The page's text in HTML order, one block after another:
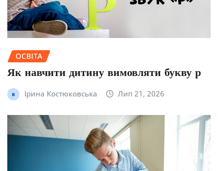
ОСВІТА
Як навчити дитину вимовляти букву р
Ірина Костюковська Лип 21, 2026